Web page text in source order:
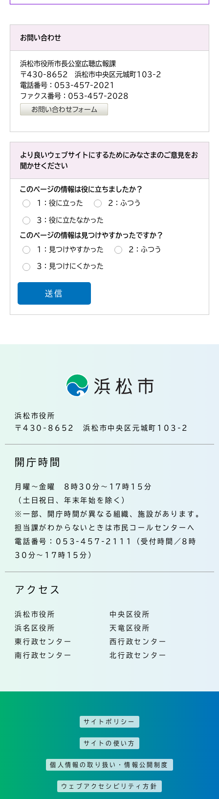
お問い合わせ
浜松市役所市長公室広聴広報課
〒430-8652 浜松市中央区元城町103-2
電話番号：053-457-2021
ファクス番号：053-457-2028
より良いウェブサイトにするためにみなさまのご意見をお
聞かせください
このページの情報は役に立ちましたか？
1：役に立った 2：ふつう
3：役に立たなかった
このページの情報は見つけやすかったですか？
1：見つけやすかった 2：ふつう
3：見つけにくかった
浜松市役所
〒430-8652 浜松市中央区元城町103-2
開庁時間
月曜～金曜 8時30分～17時15分
（土日祝日、年末年始を除く）
※一部、開庁時間が異なる組織、施設があります。
担当課がわからないときは市民コールセンターへ
電話番号：053-457-2111（受付時間／8時
30分～17時15分）
アクセス
浜松市役所
中央区役所
浜名区役所
天竜区役所
東行政センター
西行政センター
南行政センター
北行政センター
サイトポリシー
サイトの使い方
個人情報の取り扱い・情報公開制度
ウェブアクセシビリティ方針